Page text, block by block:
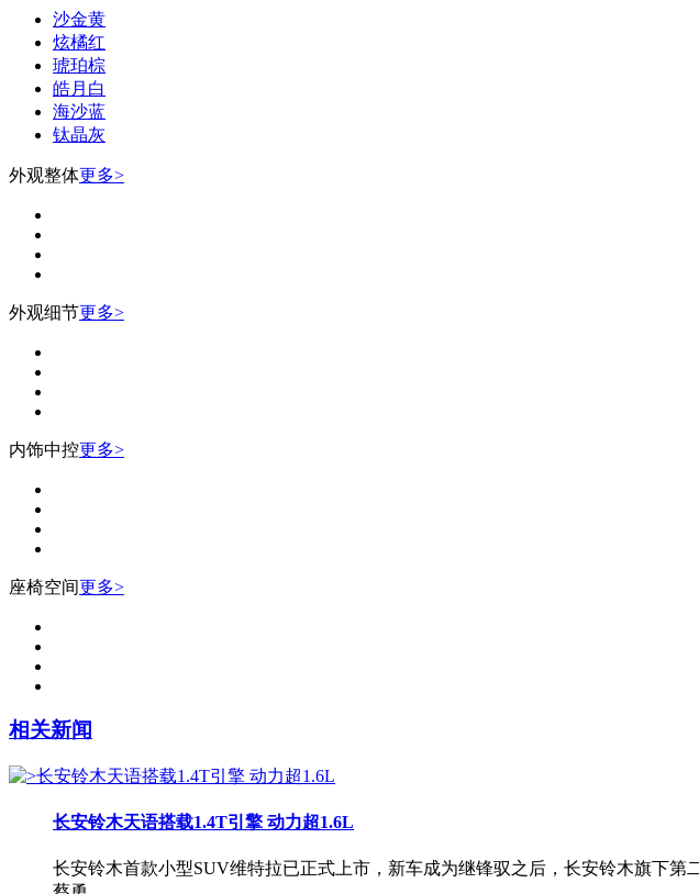
沙金黄
炫橘红
琥珀棕
皓月白
海沙蓝
钛晶灰
外观整体更多>
外观细节更多>
内饰中控更多>
座椅空间更多>
相关新闻
长安铃木天语搭载1.4T引擎 动力超1.6L
长安铃木首款小型SUV维特拉已正式上市，新车成为继锋驭之后，长安铃木旗下